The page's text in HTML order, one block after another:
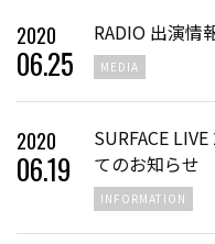
2020
06.25
RADIO 出演情
MEDIA
2020
06.19
SURFACE
てのお知らせ
INFORMATION